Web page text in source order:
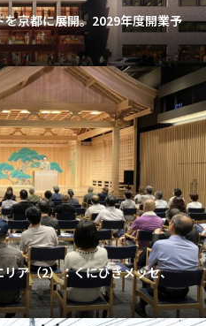
京都に展開。2029年度開業予
リア（2）：くにびきメッセ、